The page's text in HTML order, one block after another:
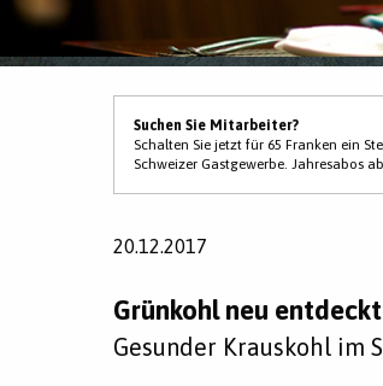
Suchen Sie Mitarbeiter?
Schalten Sie jetzt für 65 Franken ein
Schweizer Gastgewerbe. Jahresabos
20.12.2017
Grünkohl neu entdeckt
Gesunder Krauskohl im